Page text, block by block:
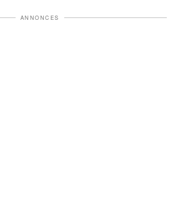
ANNONCES